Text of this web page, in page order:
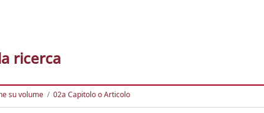
ricerca
su volume 02a Capitolo o Articolo